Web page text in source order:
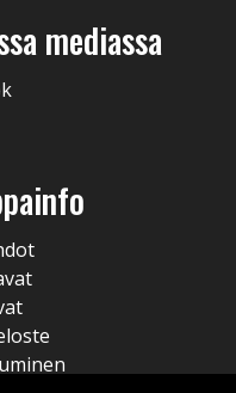
mediassa